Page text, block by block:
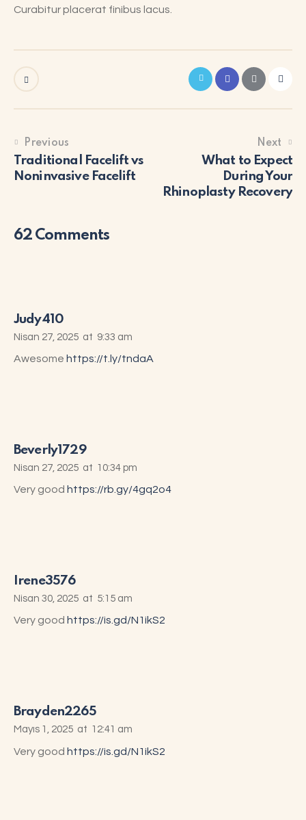
Curabitur placerat finibus lacus.
Previous
Traditional Facelift vs
Noninvasive Facelift
Next
What to Expect
During Your
Rhinoplasty Recovery
62 Comments
Judy410
Nisan 27, 2025 at 9:33 am
Awesome https://t.ly/tndaA
Beverly1729
Nisan 27, 2025 at 10:34 pm
Very good https://rb.gy/4gq2o4
Irene3576
Nisan 30, 2025 at 5:15 am
Very good https://is.gd/N1ikS2
Brayden2265
Mayıs 1, 2025 at 12:41 am
Very good https://is.gd/N1ikS2